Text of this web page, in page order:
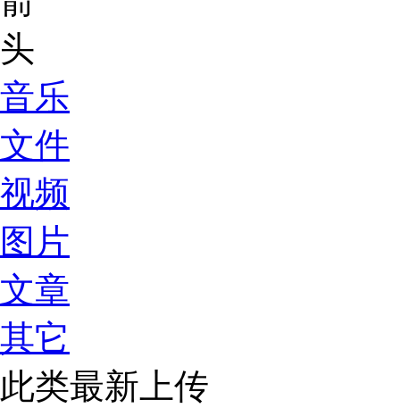
音乐
文件
视频
图片
文章
其它
此类最新上传